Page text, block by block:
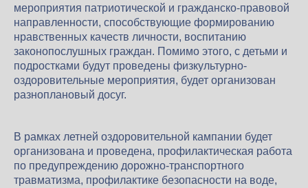
мероприятия патриотической и гражданско-правовой
направленности, способствующие формированию
нравственных качеств личности, воспитанию
законопослушных граждан. Помимо этого, с детьми и
подростками будут проведены физкультурно-
оздоровительные мероприятия, будет организован
разноплановый досуг.
В рамках летней оздоровительной кампании будет
организована и проведена, профилактическая работа
по предупреждению дорожно-транспортного
травматизма, профилактике безопасности на воде,